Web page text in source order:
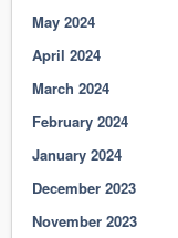
May 2024
April 2024
March 2024
February 2024
January 2024
December 2023
November 2023